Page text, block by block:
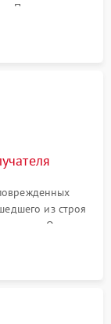
Проверка
окисления
из строя
Очистка
лака для